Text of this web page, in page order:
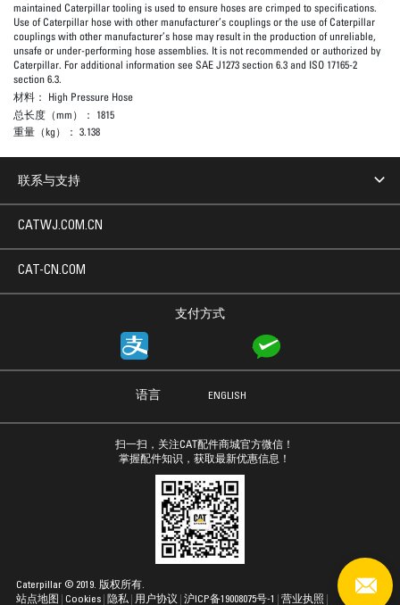
maintained Caterpillar tooling is used to ensure hoses are crimped to specifications.
Use of Caterpillar hose with other manufacturer’s couplings or the use of Caterpillar
couplings with other manufacturer’s hose may result in the production of unreliable,
unsafe or under-performing hose assemblies. It is not recommended or authorized by
Caterpillar. For additional information see SAE J1273 section 6.3 and ISO 17165-2
section 6.3.
材料： High Pressure Hose
总长度（mm）： 1815
重量（kg）： 3.138
联系与支持
支付方式
CATWJ.COM.CN
CAT-CN.COM
语言 ENGLISH
扫一扫，关注CAT配件商城官方微信！
掌握配件知识，获取最新优惠信息！
站点地图 Cookies 隐私 用户协议
Caterpillar © 2019. 版权所有.
沪ICP备19008075号-1
营业执照